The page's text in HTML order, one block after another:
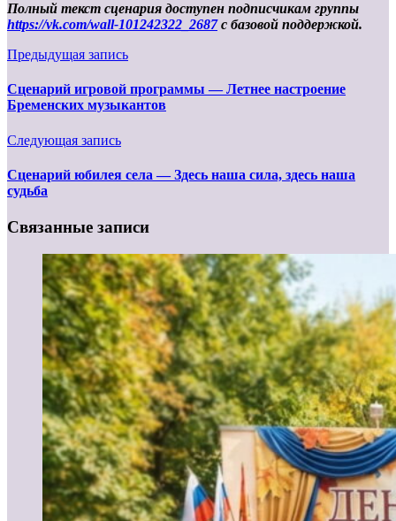
Полный текст сценария доступен подписчикам группы
https://vk.com/wall-101242322_2687с базовой поддержкой.
Предыдущая запись
Сценарий игровой программы — Летнее настроение
Бременских музыкантов
Следующая запись
Сценарий юбилея села — Здесь наша сила, здесь наша
судьба
Связанные записи